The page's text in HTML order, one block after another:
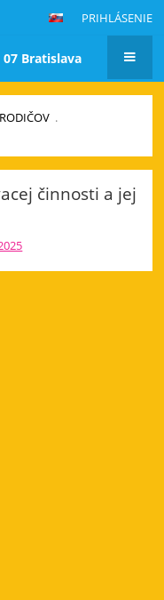
PRIHLÁSENIE
Bratislava
.
činnosti a jej